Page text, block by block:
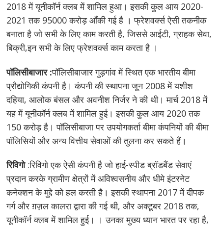
2018 में यूनीकॉर्न क्लब में शामिल हुआ। इसकी कुल आय 2020-
2021 तक 95000 करोड़ आँकी गई है । फ्रेशवर्क्स ऐसी तकनीक
बनाता है जो सभी के लिए काम करती है, जिससे आईटी, ग्राहक सेवा,
बिक्री,इन सभी के लिए फ्रेशवर्क्स काम करता है ।
पॉलिसीबाजार :पॉलिसीबाजार गुड़गांव में स्थित एक भारतीय बीमा
प्रौद्योगिकी कंपनी है। कंपनी की स्थापना जून 2008 में यशीश
दहिया, आलोक बंसल और अवनीश निर्जर ने की थी। मार्च 2018 में
यह में यूनीकॉर्न क्लब में शामिल हुई। इसकी कुल आय 2020 तक
150 करोड़ है। पॉलिसीबाजा पर उपयोगकर्ता बीमा कंपनियों की बीमा
पॉलिसियों और अन्य वित्तीय सेवाओं की तुलना कर सकते हैं।
रिविगो:रिविगो एक ऐसी कंपनी है जो हाई-स्पीड ब्रॉडबैंड सेवाएं
प्रदान करके ग्रामीण क्षेत्रों में अविश्वसनीय और धीमे इंटरनेट
कनेक्शन के मुद्दे को हल करती है। इसकी स्थापना 2017 में दीपक
गर्ग और ग़ज़ल कालरा द्वारा की गई थी, और अक्टूबर 2018 तक,
यूनीकॉर्न क्लब में शामिल हुई। । उनका मुख्य ध्यान भारत पर रहा है,